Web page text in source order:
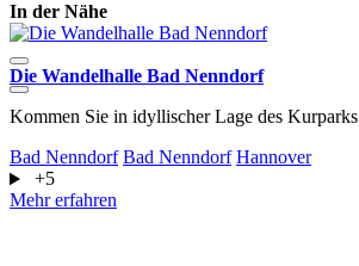
In der Nähe
Die Wandelhalle Bad Nenndorf
Kommen Sie in idyllischer Lage des Kurparks
Bad Nenndorf Bad Nenndorf Hannover
+5
Mehr erfahren